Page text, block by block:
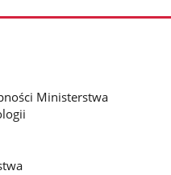
Ministerstwa